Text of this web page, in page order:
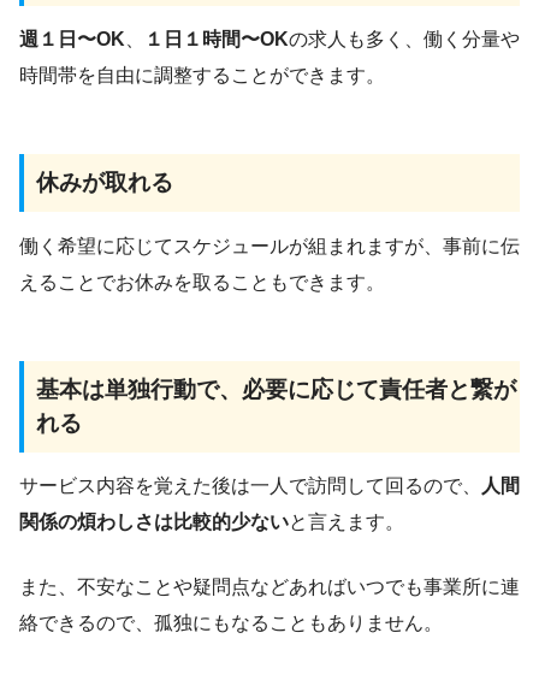
週１日〜OK １日１時間〜OKの求人も多く、働く分量や
時間帯を自由に調整することができます。
休みが取れる
働く希望に応じてスケジュールが組まれますが、事前に伝
えることでお休みを取ることもできます。
基本は単独行動で、必要に応じて責任者と繋が
れる
サービス内容を覚えた後は一人で訪問して回るので、
人間
関係の煩わしさは比較的少ないと言えます。
また、不安なことや疑問点などあればいつでも事業所に連
絡できるので、孤独にもなることもありません。